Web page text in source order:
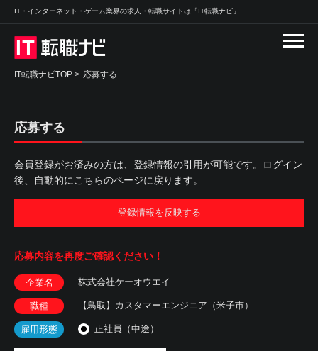
IT・インターネット・ゲーム業界の求人・転職サイトは「IT転職ナビ」
IT転職ナビTOP > 応募する
応募する
会員登録がお済みの方は、登録情報の引用が可能です。ログイン
後、自動的にこちらのページに戻ります。
登録情報を反映する
応募内容を再度ご確認ください！
企業名 株式会社ケーオウエイ
職種 【鳥取】カスタマーエンジニア（米子市）
雇用形態 正社員（中途）